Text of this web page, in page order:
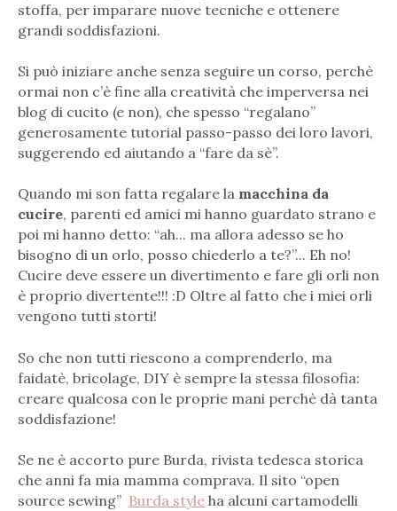
stoffa, per imparare nuove tecniche e ottenere
grandi soddisfazioni.
Si può iniziare anche senza seguire un corso, perchè
ormai non c’è fine alla creatività che imperversa nei
blog di cucito (e non), che spesso “regalano”
generosamente tutorial passo-passo dei loro lavori,
suggerendo ed aiutando a “fare da sè”.
Quando mi son fatta regalare la macchina da
cucire, parenti ed amici mi hanno guardato strano e
poi mi hanno detto: “ah... ma allora adesso se ho
bisogno di un orlo, posso chiederlo a te?”... Eh no!
Cucire deve essere un divertimento e fare gli orli non
è proprio divertente!!! :D Oltre al fatto che i miei orli
vengono tutti storti!
So che non tutti riescono a comprenderlo, ma
faidatè, bricolage, DIY è sempre la stessa filosofia:
creare qualcosa con le proprie mani perchè dà tanta
soddisfazione!
Se ne è accorto pure Burda, rivista tedesca storica
che anni fa mia mamma comprava. Il sito “open
source sewing” Burda style ha alcuni cartamodelli